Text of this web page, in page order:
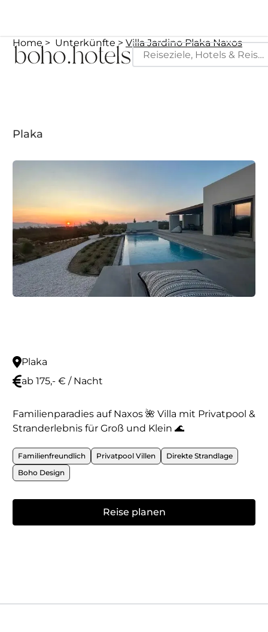
Home Unterkünfte Villa Jardino Plaka Naxos
Plaka
Plaka
ab 175,- € / Nacht
Familienparadies auf Naxos 🌺 Villa mit Privatpool &
Stranderlebnis für Groß und Klein 🌊
Familienfreundlich Privatpool Villen
Direkte Strandlage
Boho Design
Reise planen